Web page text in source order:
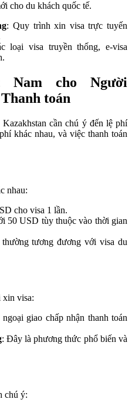
cho du khách quốc tế.
: Quy trình xin visa trực tuyến
loại visa truyền thống, e-visa
cho Người
toán
cần chú ý đến lệ phí
khác nhau, và việc thanh toán
nhau:
cho visa 1 lần.
50 USD tùy thuộc vào thời gian
tương đương với visa du
xin visa:
giao chấp nhận thanh toán
: Đây là phương thức phổ biến và
chú ý: